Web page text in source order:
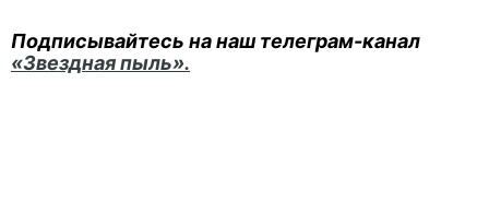
Подписывайтесь на наш телеграм-канал
«Звездная пыль».